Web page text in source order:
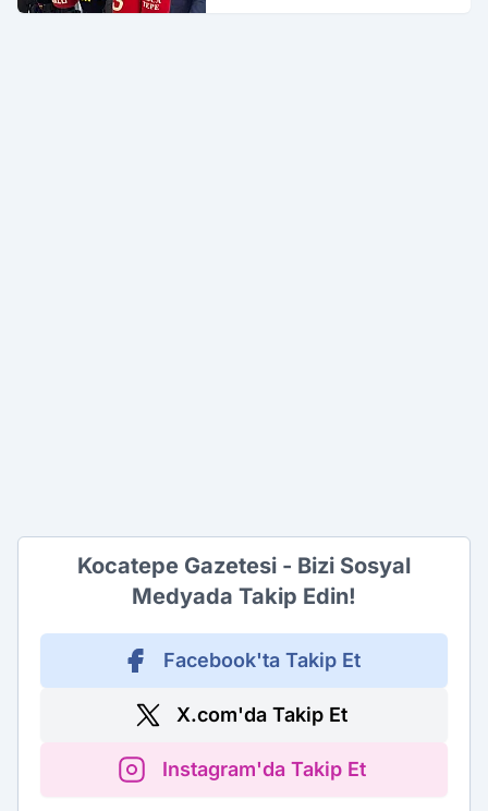
Kocatepe Gazetesi - Bizi Sosyal
Medyada Takip Edin!
Facebook'ta Takip Et
X.com'da Takip Et
Instagram'da Takip Et